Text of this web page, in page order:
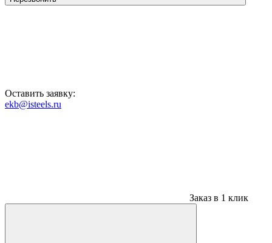
Оставить заявку:
ekb@isteels.ru
Заказ в 1 клик